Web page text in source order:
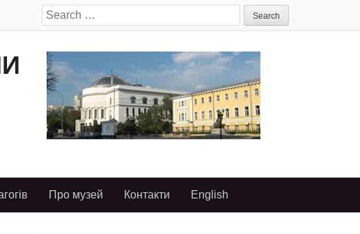
Search
for:
Про музей Контакти English